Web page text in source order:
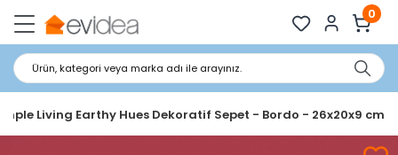
0
Ürün, kategori veya marka adı ile arayınız.
Living Earthy Hues Dekoratif Sepet - Bordo - 26x20x9 cm